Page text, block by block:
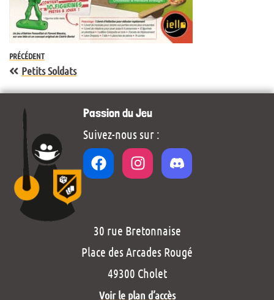
PRÉCÉDENT
Petits Soldats
Passion du Jeu
Suivez-nous sur :
30 rue Bretonnaise
Place des Arcades Rougé
49300 Cholet
Voir le plan d’accès